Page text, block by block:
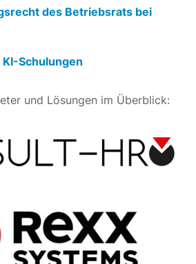
des Betriebsrats bei
Schulungen
und Lösungen im Überblick: